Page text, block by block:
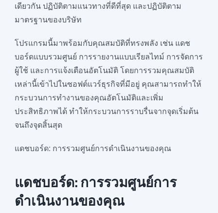
เดียวกัน ปฏิบัติตามแนวทางที่ดีที่สุด และปฏิบัติตาม
มาตรฐานของบริษัท
โปรแกรมนี้มาพร้อมกับคุณสมบัติที่ทรงพลัง เช่น แดช
บอร์ดแบบรวมศูนย์ การรายงานแบบเรียลไทม์ การจัดการ
ผู้ใช้ และการแจ้งเตือนอัตโนมัติ โดยการรวมคุณสมบัติ
เหล่านี้เข้าไปในซอฟต์แวร์ธุรกิจที่มีอยู่ คุณสามารถทำให้
กระบวนการทำงานของคุณอัตโนมัติและเพิ่ม
ประสิทธิภาพได้ ทำให้กระบวนการราบรื่นจากจุดเริ่มต้น
จนถึงจุดสิ้นสุด
แดชบอร์ด: การรวมศูนย์การดำเนินงานของคุณ
แดชบอร์ด: การรวมศูนย์การ
ดำเนินงานของคุณ